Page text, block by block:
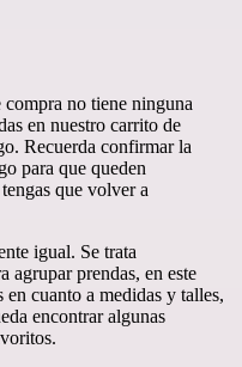
no tiene ninguna
en nuestro carrito de
Recuerda confirmar la
para que queden
que volver a
igual. Se trata
agrupar prendas, en este
en cuanto a medidas y talles,
encontrar algunas